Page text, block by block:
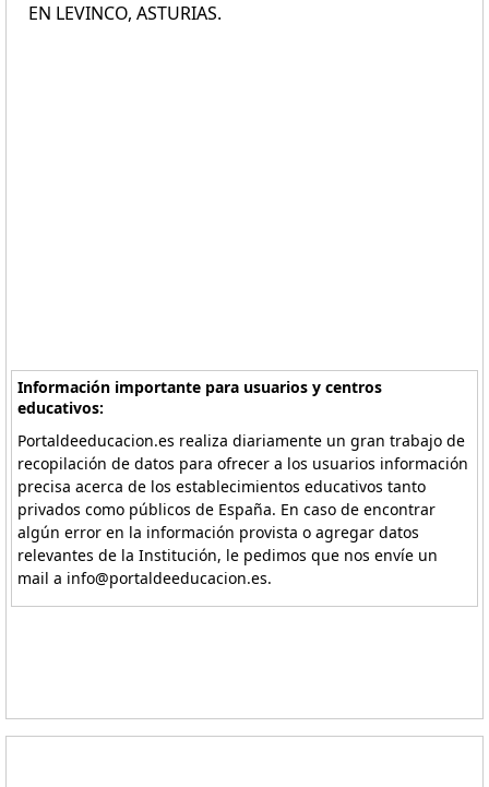
EN LEVINCO, ASTURIAS.
Información importante para usuarios y centros
educativos:
Portaldeeducacion.es realiza diariamente un gran trabajo de
recopilación de datos para ofrecer a los usuarios información
precisa acerca de los establecimientos educativos tanto
privados como públicos de España. En caso de encontrar
algún error en la información provista o agregar datos
relevantes de la Institución, le pedimos que nos envíe un
mail a info@portaldeeducacion.es.